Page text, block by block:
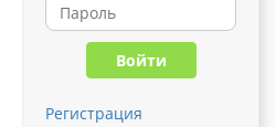
Регистрация